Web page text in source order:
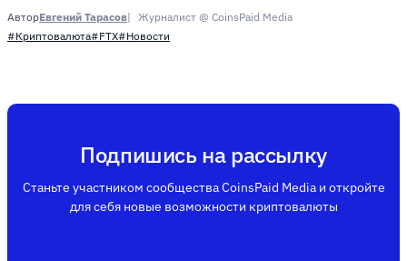
АвторЕвгений Тарасов
Журналист @ CoinsPaid Media
#Криптовалюта#FTX#Новости
Подпишись на рассылку
Станьте участником сообщества CoinsPaid Media и откройте
для себя новые возможности криптовалюты